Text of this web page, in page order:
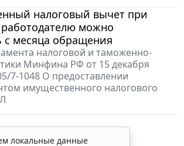
налоговый вычет при
можно
с месяца обращения
налоговой и таможенно-
Минфина РФ от 15 декабря
7-1048 О предоставлении
имущественного налогового
локальные данные